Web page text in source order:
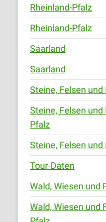
Rheinland-Pfalz
Rheinland-Pfalz
Saarland
Saarland
Steine, Felsen und
Steine, Felsen und
Pfalz
Steine, Felsen und
Tour-Daten
Wald, Wiesen und
Wald, Wiesen und